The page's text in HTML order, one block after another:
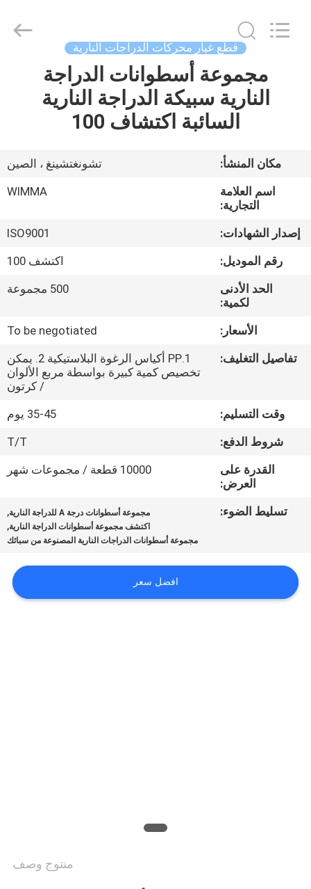
المنزل
المنتجات
أشرطة
فيديو
حولنا
جولة
المصنع
رقابة
أخبار
اطلب
اقتباس
الموقع
قطع غيار محركات الدراجات النارية
مجموعة أسطوانات الدراجة
النارية سبيكة الدراجة النارية
السائبة اكتشاف 100
مكان المنشأ:
تشونغتشينغ ، الصين
اسم العلامة
التجارية:
WIMMA
إصدار الشهادات:
ISO9001
رقم الموديل:
اكتشف 100
الحد الأدنى
لكمية:
500 مجموعة
الأسعار:
To be negotiated
تفاصيل التغليف:
1.PP أكياس الرغوة البلاستيكية 2. يمكن
تخصيص كمية كبيرة بواسطة مربع الألوان
/ كرتون
وقت التسليم:
35-45 يوم
شروط الدفع:
T/T
القدرة على
العرض:
10000 قطعة / مجموعات شهر
تسليط الضوء: مجموعة أسطوانات درجة A للدراجة النارية ,
اكتشف مجموعة أسطوانات الدراجة النارية,
مجموعة أسطوانات الدراجات النارية المصنوعة من سبائك
افضل سعر
منتوج وصف